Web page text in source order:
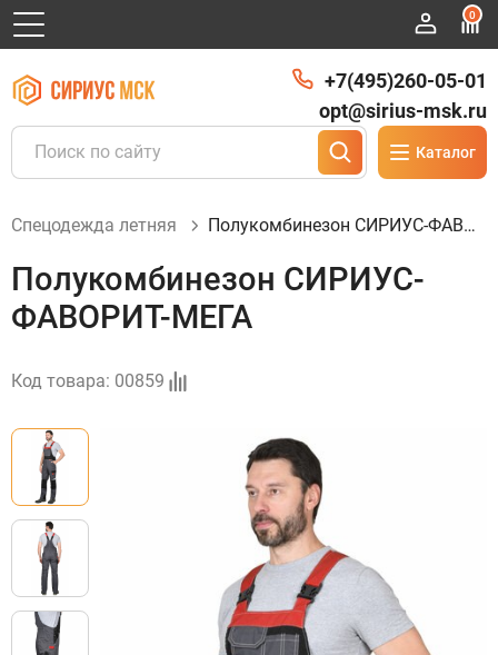
0
Каталог
+7(495)260-05-01
opt@sirius-msk.ru
Спецодежда летняя Полукомбинезон СИРИУС-ФАВОРИТ-МЕГА
Полукомбинезон СИРИУС-
ФАВОРИТ-МЕГА
Код товара: 00859